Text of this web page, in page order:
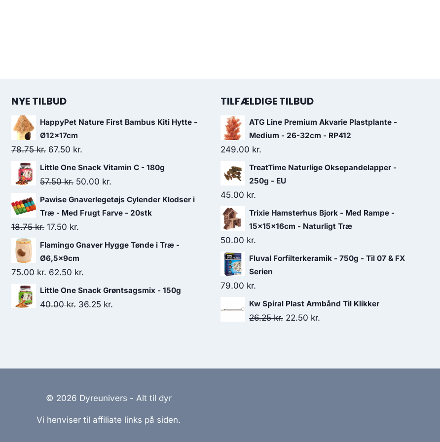
NYE TILBUD
HappyPet Nature First Bambus Kiti Hytte -
Ø12x17cm
78.75kr. Den
oprindelige
pris
78.75 kr..
67.50 kr.
aktuelle
pris
67.50 kr..
Little One Snack Vitamin C - 180g
57.50kr. Den
oprindelige
pris
var:
57.50 kr..
50.00 kr.
aktuelle
pris
50.00 kr..
Pawise Gnaverlegetøjs Cylender Klodser i
Træ - Med Frugt Farve - 20stk
18.75kr. Den
oprindelige
pris
var:
18.75 kr..
17.50 kr.
aktuelle
pris
er:
17.50 kr..
Flamingo Gnaver Hygge Tønde i Træ -
Ø6,5x9cm
75.00kr. Den
oprindelige
pris
62.50 kr.
aktuelle
pris
Little One Snack Grøntsagsmix - 150g
40.00kr. Den
36.25 kr.
TILFÆLDIGE TILBUD
ATG Line Premium Akvarie Plastplante -
Medium - 26-32cm - RP412
249.00 kr.
TreatTime Naturlige Oksepandelapper -
250g - EU
45.00 kr.
Trixie Hamsterhus Bjork - Med Rampe -
15x15x16cm - Naturligt Træ
50.00 kr.
Fluval Forfilterkeramik - 750g - Til 07 & FX
Serien
79.00 kr.
Kw Spiral Plast Armbånd Til Klikker
26.25kr. Den
22.50 kr.
© 2026 Dyreunivers - Alt til dyr
Vi henviser til affiliate links på siden.